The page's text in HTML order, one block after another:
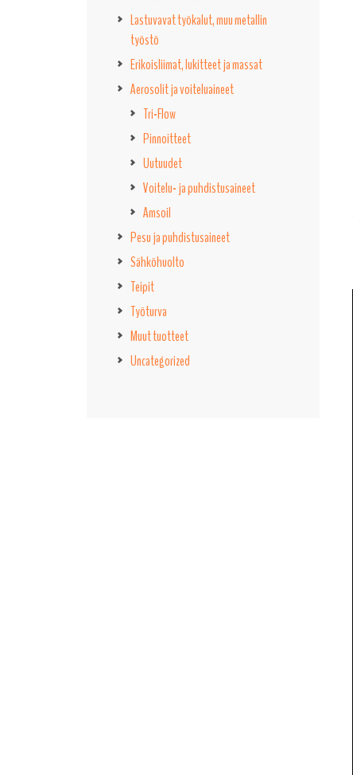
Lastuvavat työkalut, muu metallin
työstö
Erikoisliimat, lukitteet ja massat
Aerosolit ja voiteluaineet
Tri-Flow
Pinnoitteet
Uutuudet
Voitelu- ja puhdistusaineet
Amsoil
Pesu ja puhdistusaineet
Sähköhuolto
Teipit
Työturva
Muut tuotteet
Uncategorized